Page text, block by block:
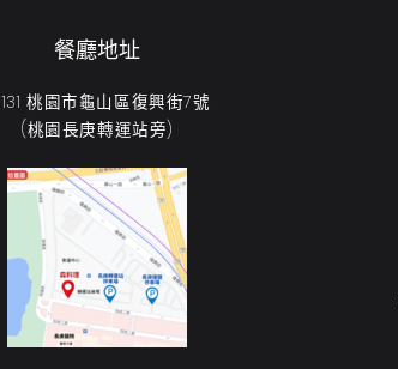
餐廳地址
131 桃園市龜山區復興街7號
(桃園長庚轉運站旁)